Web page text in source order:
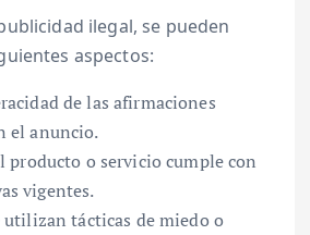
ilegal, se pueden
aspectos:
de las afirmaciones
el anuncio.
producto o servicio cumple con
vigentes.
utilizan tácticas de miedo o